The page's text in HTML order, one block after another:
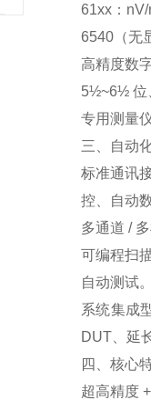
61xx：
6540（无
高精度数
5½~6½ 位
专用测量
三、自动
标准通讯
控、自动
多通道 /
可编程扫
自动测试
系统集成
DUT、延
四、核心
超高精度